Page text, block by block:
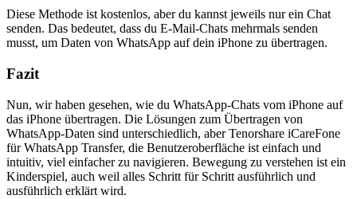
Diese Methode ist kostenlos, aber du kannst jeweils nur ein Chat
senden. Das bedeutet, dass du E-Mail-Chats mehrmals senden
musst, um Daten von WhatsApp auf dein iPhone zu übertragen.
Fazit
Nun, wir haben gesehen, wie du WhatsApp-Chats vom iPhone auf
das iPhone übertragen. Die Lösungen zum Übertragen von
WhatsApp-Daten sind unterschiedlich, aber Tenorshare iCareFone
für WhatsApp Transfer, die Benutzeroberfläche ist einfach und
intuitiv, viel einfacher zu navigieren. Bewegung zu verstehen ist ein
Kinderspiel, auch weil alles Schritt für Schritt ausführlich und
ausführlich erklärt wird.